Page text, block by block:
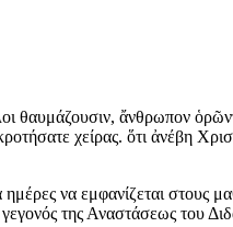
θαυμάζουσιν, ἄνθρωπον
χείρας. ὅτι ἀνέβη
να εμφανίζεται στους
της Αναστάσεως του